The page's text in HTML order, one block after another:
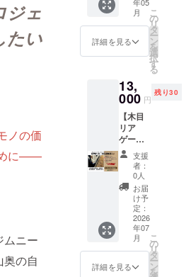
ジェ
たい
ノの価
めに——
ムニー
の自
に進ん
だ場
合、で
きる限
るよう
努めて
まいり
ます。
《1年間
の塗装
保証》
をお付
月／万
が一の
ち・剥
がれに
安心対
応） こ
れは、
品質へ
の自信
と、支
援者さ
まへの
感謝の
証で
す。 ※
お届け
クカ
バーに
貼るだ
け簡単
・ジム
JB74 対
応 ・取
付は裏
面テー
プで簡
単 ・新
品素材
に塗装
済み ・
一点ず
つ個体
差あり
（木目
の表情
にこだ
わって
いま
年05
月
詳細を見る
こ
の
リ
タ
ー
ン
を
選
択
す
る
13,
000 円
残り30
【木目
リア
ゲート
ヒンジ
カ
バー】
［仕
様］ ・
ジム
ニー
JB64／
JB74 対
応 ・新
品素材
支援
者：
0人
お届
け予
定：
2026
年07
月
詳細を見る
こ
の
リ
タ
ー
ン
を